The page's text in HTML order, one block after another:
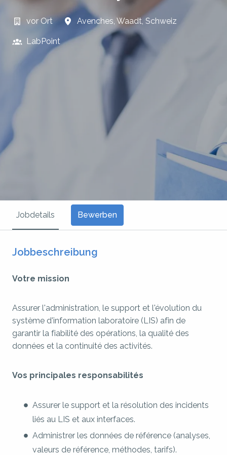
vor Ort Avenches, Waadt, Schweiz
LabPoint
Jobdetails Bewerben
Jobbeschreibung
Votre mission
Assurer l'administration, le support et l'évolution du
système d'information laboratoire (LIS) afin de
garantir la fiabilité des opérations, la qualité des
données et la continuité des activités.
Vos principales responsabilités
Assurer le support et la résolution des incidents
liés au LIS et aux interfaces.
Administrer les données de référence (analyses,
valeurs de référence, méthodes, tarifs).